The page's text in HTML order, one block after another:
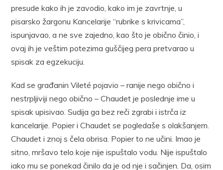
presude kako ih je zavodio, kako im je zavrtnje, u
pisarsko žargonu Kancelarije “rubrike s krivicama”,
ispunjavao, a ne sve zajedno, kao što je obično činio, i
ovaj ih je veštim potezima guščijeg pera pretvarao u
spisak za egzekuciju.
Kad se građanin Vileté pojavio – ranije nego obično i
nestrpljiviji nego obično – Chaudet je poslednje ime u
spisak upisivao. Sudija ga bez reči zgrabi i istrča iz
kancelarije. Popier i Chaudet se pogledaše s olakšanjem.
Chaudet i znoj s čela obrisa. Popier to ne učini. Imao je
sitno, mršavo telo koje nije ispuštalo vodu. Nije ispuštalo
iako mu se ponekad činilo da je od nje i sačinjen. Da, osim